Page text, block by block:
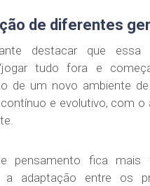
de diferentes
destacar que essa
tudo fora e
de um novo ambiente
e evolutivo, com o
pensamento fica mais
a adaptação entre os